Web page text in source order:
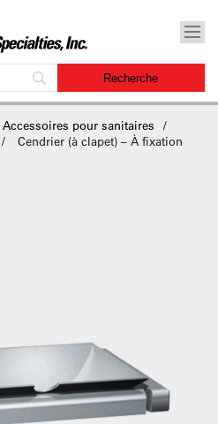
Accessoires pour sanitaires
Cendrier (à clapet) – À fixation